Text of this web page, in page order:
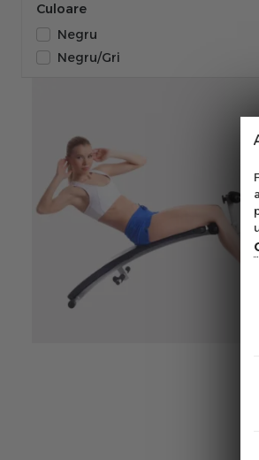
Culoare
Negru
Negru/Gri